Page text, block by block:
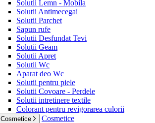
Solutii Lemn - Mobila
Solutii Antimecegai
Solutii Parchet
Sapun rufe
Solutii Desfundat Tevi
Solutii Geam
Solutii Apret
Solutii Wc
Aparat deo Wc
Solutii pentru piele
Solutii Covoare - Perdele
Solutii intretinere textile
Colorant pentru revigorarea culorii
Cosmetice Cosmetice